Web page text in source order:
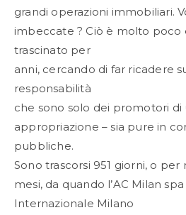
grandi operazioni immobiliari.
imbeccate ? Ciò è molto poco
trascinato per
anni, cercando di far ricadere
responsabilità
che sono solo dei promotori di
appropriazione – sia pure in
pubbliche.
Sono trascorsi 951 giorni, o
mesi, da quando l’AC Milan spa
Internazionale Milano